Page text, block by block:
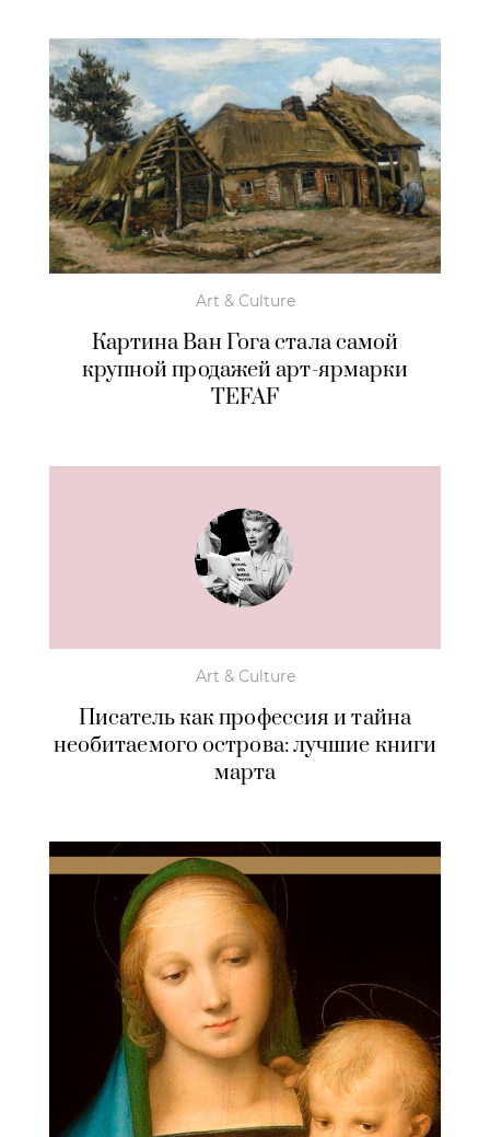
Art & Culture
Картина Ван Гога стала самой
крупной продажей арт-ярмарки
TEFAF
Art & Culture
Писатель как профессия и тайна
необитаемого острова: лучшие книги
марта